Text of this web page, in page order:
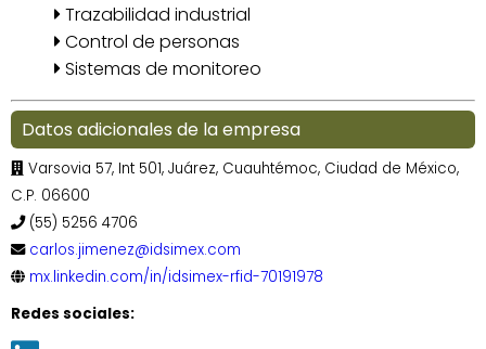
Trazabilidad industrial
Control de personas
Sistemas de monitoreo
Datos adicionales de la empresa
Varsovia 57, Int 501, Juárez, Cuauhtémoc, Ciudad de México,
C.P. 06600
(55) 5256 4706
carlos.jimenez@idsimex.com
mx.linkedin.com/in/idsimex-rfid-70191978
Redes sociales: